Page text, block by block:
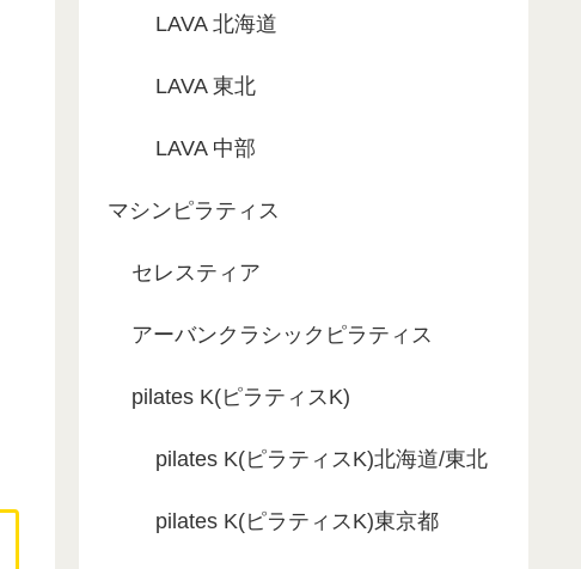
LAVA 北海道
LAVA 東北
LAVA 中部
マシンピラティス
セレスティア
アーバンクラシックピラティス
pilates K(ピラティスK)
pilates K(ピラティスK)北海道/東北
pilates K(ピラティスK)東京都